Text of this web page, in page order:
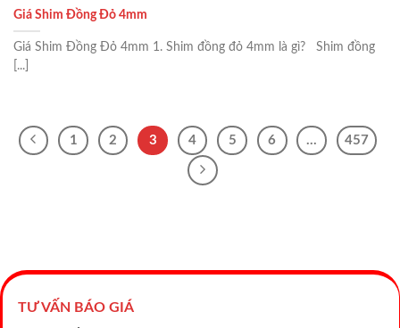
Giá Shim Đồng Đỏ 4mm
Giá Shim Đồng Đỏ 4mm 1. Shim đồng đỏ 4mm là gì? Shim đồng
[...]
1 2 3 4 5 6 … 457
TƯ VẤN BÁO GIÁ